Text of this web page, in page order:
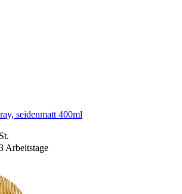
seidenmatt 400ml
Arbeitstage